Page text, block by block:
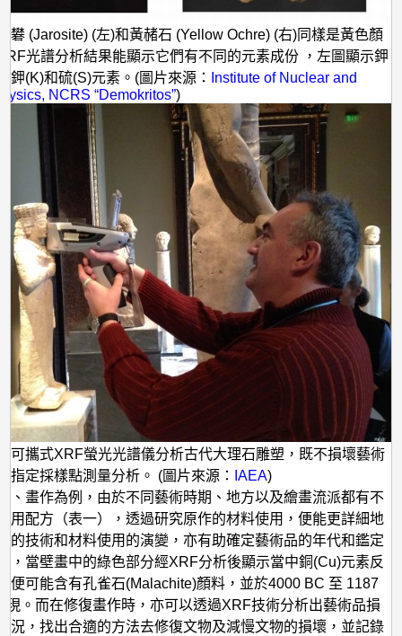
(Jarosite) (左)和黃赭石 (Yellow Ochre) (右)同樣是黃色顏
光譜分析結果能顯示它們有不同的元素成份 ，左圖顯示鉀
鉀(K)和硫(S)元素。(圖片來源：
Institute of Nuclear and
NCRS “Demokritos”)
攜式XRF螢光光譜儀分析古代大理石雕塑，既不損壞藝術
指定採樣點測量分析。 (圖片來源： IAEA)
、畫作為例，由於不同藝術時期、地方以及繪畫流派都有不
用配方（表一），透過研究原作的材料使用，便能更詳細地
的技術和材料使用的演變，亦有助確定藝術品的年代和鑑定
，當壁畫中的綠色部分經XRF分析後顯示當中銅(Cu)元素反
便可能含有孔雀石(Malachite)顏料，並於4000 BC 至 1187
現。而在修復畫作時，亦可以透過XRF技術分析出藝術品損
況，找出合適的方法去修復文物及減慢文物的損壞，並記錄